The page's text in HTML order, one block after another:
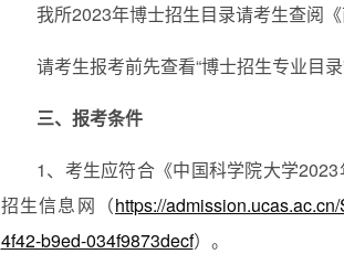
我所2023年博士招生目录请考生查阅
请考生报考前先查看“博士招生专业目
三、报考条件
1、考生应符合《中国科学院大学2023
招生信息网（https://
4f42-b9ed-034f9873decf）。